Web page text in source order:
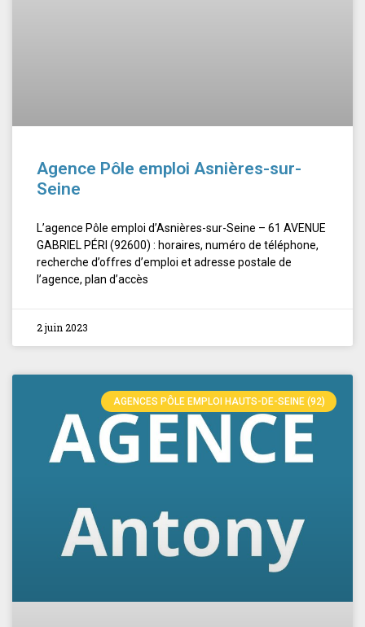
Agence Pôle emploi Asnières-sur-
Seine
L’agence Pôle emploi d’Asnières-sur-Seine – 61 AVENUE
GABRIEL PÉRI (92600) : horaires, numéro de téléphone,
recherche d’offres d’emploi et adresse postale de
l’agence, plan d’accès
2 juin 2023
AGENCES PÔLE EMPLOI HAUTS-DE-SEINE (92)